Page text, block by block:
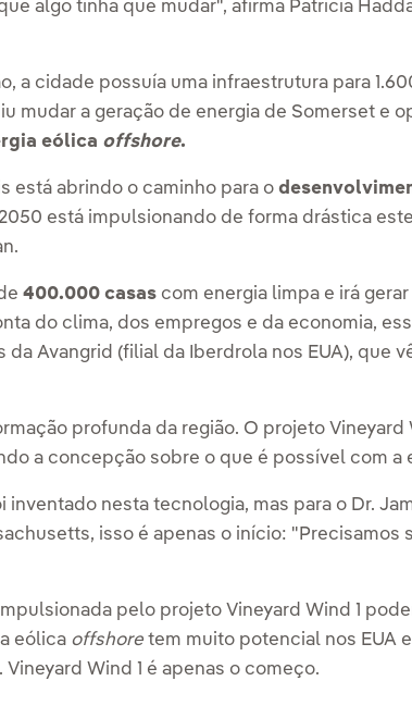
algo tinha que mudar", afirma Patricia
a cidade possuía uma infraestrutura para
mudar a geração de energia de Somerset e
eólica offshore.
está abrindo o caminho para o
está impulsionando de forma drástica
400.000 casas com energia limpa e irá
do clima, dos empregos e da economia,
Avangrid (filial da Iberdrola nos EUA), que
profunda da região. O projeto
a concepção sobre o que é possível com a
inventado nesta tecnologia, mas para o Dr.
isso é apenas o início: "Precisamos
pelo projeto Vineyard Wind 1
eólica offshore tem muito potencial nos EUA
Wind 1 é apenas o começo.